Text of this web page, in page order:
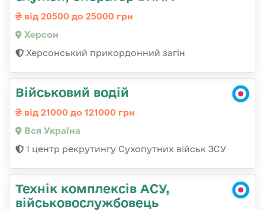
від 20500 до 25000 грн
Херсон
Херсонський прикордонний загін
Військовий водій
від 21000 до 121000 грн
Вся Україна
1 центр рекрутингу Сухопутних військ ЗСУ
Технік комплексів АСУ,
військовослужбовець